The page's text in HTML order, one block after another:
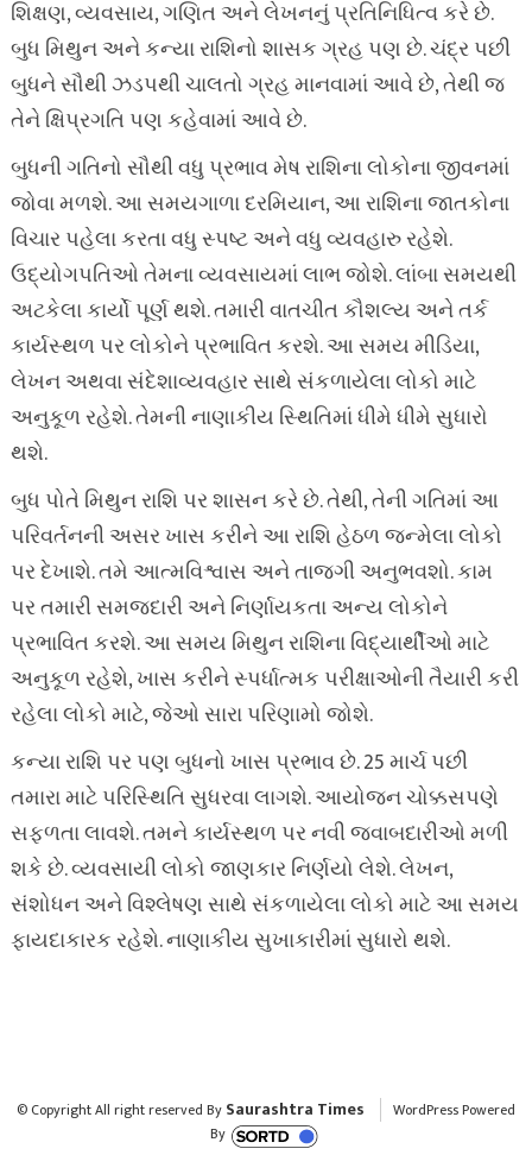
શિક્ષણ, વ્યવસાય, ગણિત અને લેખનનું પ્રતિનિધિત્વ કરે છે.
બુધ મિથુન અને કન્યા રાશિનો શાસક ગ્રહ પણ છે. ચંદ્ર પછી
બુધને સૌથી ઝડપથી ચાલતો ગ્રહ માનવામાં આવે છે, તેથી જ
તેને ક્ષિપ્રગતિ પણ કહેવામાં આવે છે.
બુધની ગતિનો સૌથી વધુ પ્રભાવ મેષ રાશિના લોકોના જીવનમાં
જોવા મળશે. આ સમયગાળા દરમિયાન, આ રાશિના જાતકોના
વિચાર પહેલા કરતા વધુ સ્પષ્ટ અને વધુ વ્યવહારુ રહેશે.
ઉદ્યોગપતિઓ તેમના વ્યવસાયમાં લાભ જોશે. લાંબા સમયથી
અટકેલા કાર્યો પૂર્ણ થશે. તમારી વાતચીત કૌશલ્ય અને તર્ક
કાર્યસ્થળ પર લોકોને પ્રભાવિત કરશે. આ સમય મીડિયા,
લેખન અથવા સંદેશાવ્યવહાર સાથે સંકળાયેલા લોકો માટે
અનુકૂળ રહેશે. તેમની નાણાકીય સ્થિતિમાં ધીમે ધીમે સુધારો
થશે.
બુધ પોતે મિથુન રાશિ પર શાસન કરે છે. તેથી, તેની ગતિમાં આ
પરિવર્તનની અસર ખાસ કરીને આ રાશિ હેઠળ જન્મેલા લોકો
પર દેખાશે. તમે આત્મવિશ્વાસ અને તાજગી અનુભવશો. કામ
પર તમારી સમજદારી અને નિર્ણાયકતા અન્ય લોકોને
પ્રભાવિત કરશે. આ સમય મિથુન રાશિના વિદ્યાર્થીઓ માટે
અનુકૂળ રહેશે, ખાસ કરીને સ્પર્ધાત્મક પરીક્ષાઓની તૈયારી કરી
રહેલા લોકો માટે, જેઓ સારા પરિણામો જોશે.
કન્યા રાશિ પર પણ બુધનો ખાસ પ્રભાવ છે. 25 માર્ચ પછી
તમારા માટે પરિસ્થિતિ સુધરવા લાગશે. આયોજન ચોક્કસપણે
સફળતા લાવશે. તમને કાર્યસ્થળ પર નવી જવાબદારીઓ મળી
શકે છે. વ્યવસાયી લોકો જાણકાર નિર્ણયો લેશે. લેખન,
સંશોધન અને વિશ્લેષણ સાથે સંકળાયેલા લોકો માટે આ સમય
ફાયદાકારક રહેશે. નાણાકીય સુખાકારીમાં સુધારો થશે.
© Copyright All right reserved By Saurashtra Times
WordPress Powered
By